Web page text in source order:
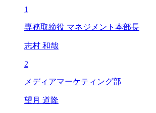
1
専務取締役 マネジメント本部長
志村 和哉
2
メディアマーケティング部
望月 道隆